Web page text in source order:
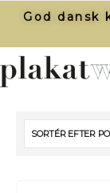
God dansk